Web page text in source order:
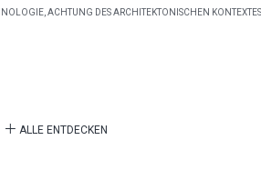
ACHTUNG DES ARCHITEKTONISCHEN
ALLE ENTDECKEN